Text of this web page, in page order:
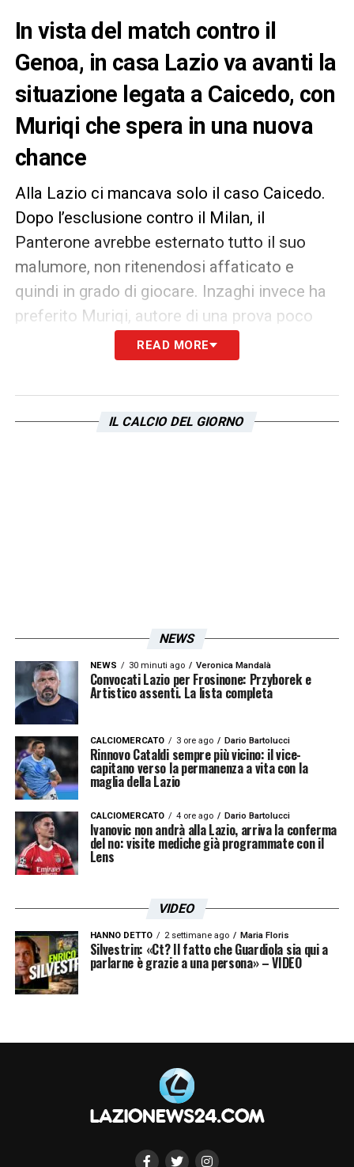
In vista del match contro il
Genoa, in casa Lazio va avanti la
situazione legata a Caicedo, con
Muriqi che spera in una nuova
chance
Alla Lazio ci mancava solo il caso Caicedo.
Dopo l’esclusione contro il Milan, il
Panterone avrebbe esternato tutto il suo
malumore, non ritenendosi affaticato e
quindi in grado di giocare. Inzaghi invece ha
preferito Muriqi, autore di una prova poco
esaltante. Come riporta il Corriere dello
Sport, l’assenza forzata di Correa dovrà
Muriqi potrebbe giocarsi al meglio le proprie
READ MORE
IL CALCIO DEL GIORNO
NEWS
NEWS 30 minuti ago Veronica Mandalà
Convocati Lazio per Frosinone: Przyborek e
Artistico assenti. La lista completa
CALCIOMERCATO 3 ore ago Dario Bartolucci
Rinnovo Cataldi sempre più vicino: il vice-
capitano verso la permanenza a vita con la
maglia della Lazio
CALCIOMERCATO 4 ore ago Dario Bartolucci
Ivanovic non andrà alla Lazio, arriva la conferma
del no: visite mediche già programmate con il
Lens
VIDEO
HANNO DETTO 2 settimane ago Maria Floris
Silvestrin: «Ct? Il fatto che Guardiola sia qui a
parlarne è grazie a una persona» – VIDEO